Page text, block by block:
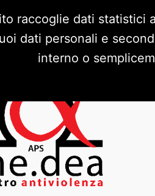
raccoglie dati statistici
dati personali e
interno o